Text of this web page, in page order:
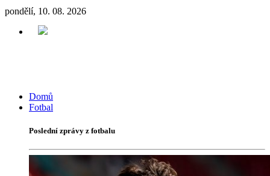
pondělí, 10. 08. 2026
Domů
Fotbal
Poslední zprávy z fotbalu